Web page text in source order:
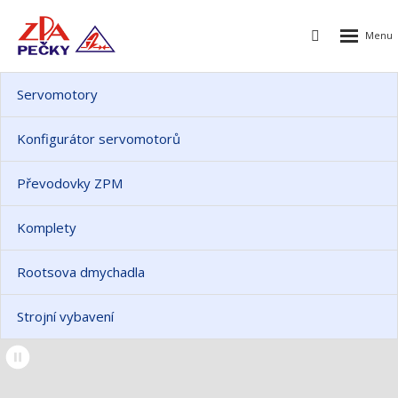
Pečky,
a.s.
Vyhledávání
Rozbalení
Servomotory
Konfigurátor servomotorů
Převodovky ZPM
Komplety
Rootsova dmychadla
Strojní vybavení